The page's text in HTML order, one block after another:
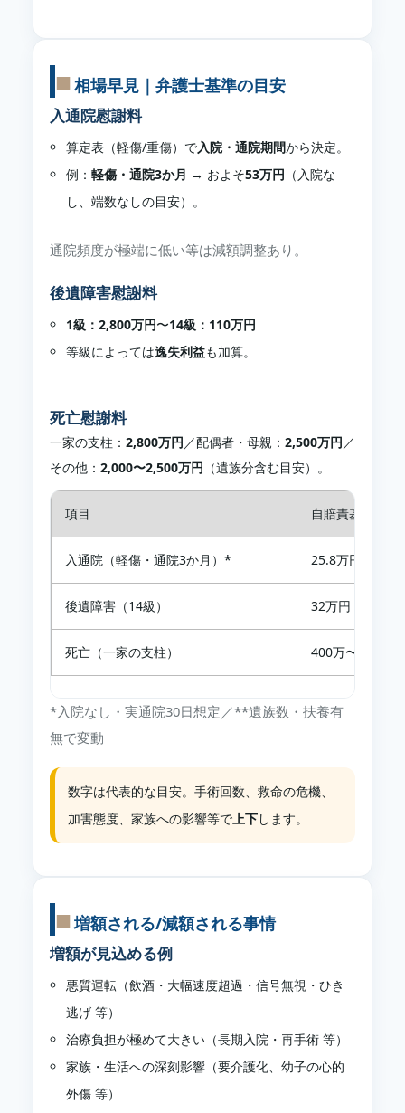
相場早見｜弁護士基準の目安
入通院慰謝料
算定表（軽傷/重傷）で入院・通院期間から決定。
例：軽傷・通院3か月 → およそ53万円 （入院な
し、端数なしの目安）。
通院頻度が極端に低い等は減額調整あり。
後遺障害慰謝料
1級：2,800万円〜14級：110万円
等級によっては逸失利益も加算。
死亡慰謝料
一家の支柱： 2,800万円／配偶者・母親： 2,500万円／
その他： 2,000〜2,500万円 （遺族分含む目安）。
項目 自賠責基準
入通院（軽傷・通院3か月）* 25.8万円
後遺障害（14級） 32万円
死亡（一家の支柱） 400万〜1,350
*入院なし・実通院30日想定／**遺族数・扶養有
無で変動
数字は代表的な目安。手術回数、救命の危機、
加害態度、家族への影響等で上下します。
増額される/減額される事情
増額が見込める例
悪質運転（飲酒・大幅速度超過・信号無視・ひき
逃げ 等）
治療負担が極めて大きい（長期入院・再手術 等）
家族・生活への深刻影響（要介護化、幼子の心的
外傷 等）